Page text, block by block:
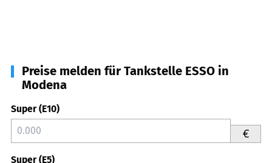
Preise melden für Tankstelle ESSO in
Modena
Super (E10)
€
Super (E5)